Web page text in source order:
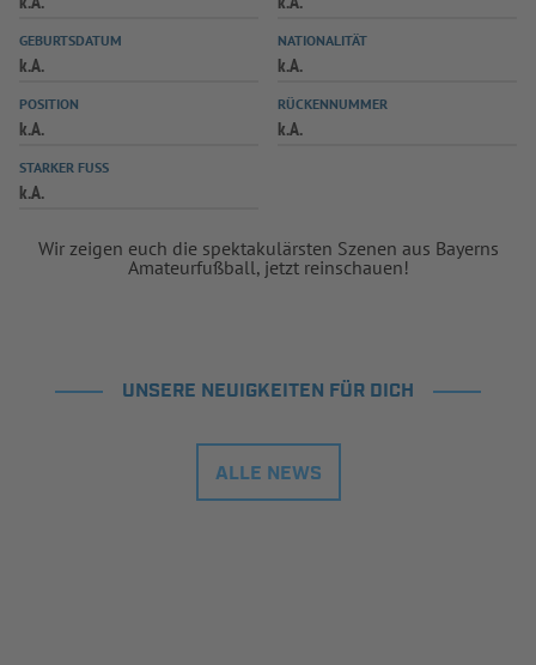
SPIELPLUS
GEBURTSDATUM
k.A.
NATIONALITÄT
k.A.
POSITION
k.A.
RÜCKENNUMMER
k.A.
STARKER FUSS
k.A.
Wir zeigen euch die spektakulärsten Szenen aus Bayerns
Amateurfußball, jetzt reinschauen!
UNSERE NEUIGKEITEN FÜR DICH
ALLE NEWS